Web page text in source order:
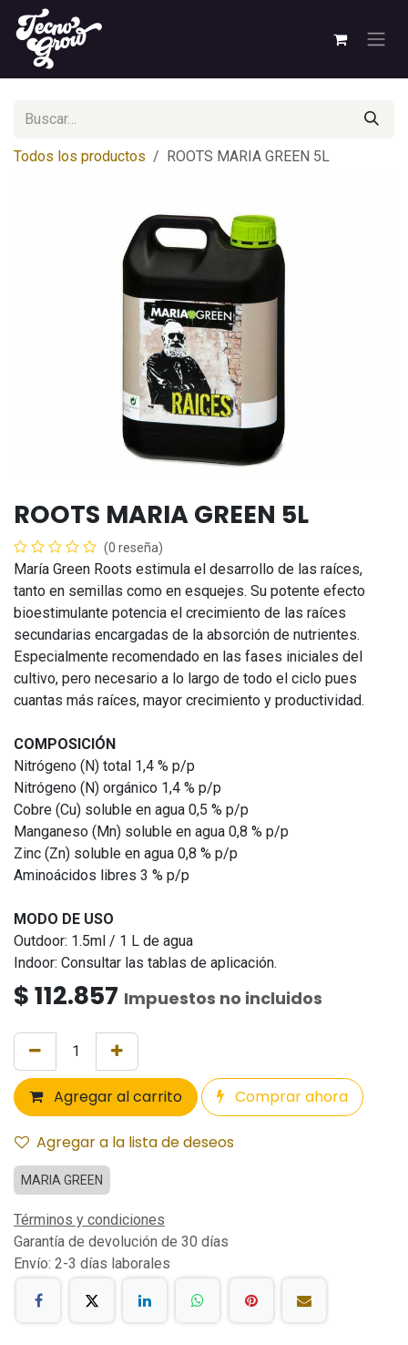
Ir al contenido
Todos los productos ROOTS MARIA GREEN 5L
ROOTS MARIA GREEN 5L
(0 reseña)
María Green Roots estimula el desarrollo de las raíces,
tanto en semillas como en esquejes. Su potente efecto
bioestimulante potencia el crecimiento de las raíces
secundarias encargadas de la absorción de nutrientes.
Especialmente recomendado en las fases iniciales del
cultivo, pero necesario a lo largo de todo el ciclo pues
cuantas más raíces, mayor crecimiento y productividad.
COMPOSICIÓN
Nitrógeno (N) total 1,4 % p/p
Nitrógeno (N) orgánico 1,4 % p/p
Cobre (Cu) soluble en agua 0,5 % p/p
Manganeso (Mn) soluble en agua 0,8 % p/p
Zinc (Zn) soluble en agua 0,8 % p/p
Aminoácidos libres 3 % p/p
MODO DE USO
Outdoor: 1.5ml / 1 L de agua
Indoor: Consultar las tablas de aplicación.
$112.857 Impuestos no incluidos
Agregar al carrito Comprar ahora
Agregar a la lista de deseos
MARIA GREEN
Términos y condiciones
Garantía de devolución de 30 días
Envío: 2-3 días laborales